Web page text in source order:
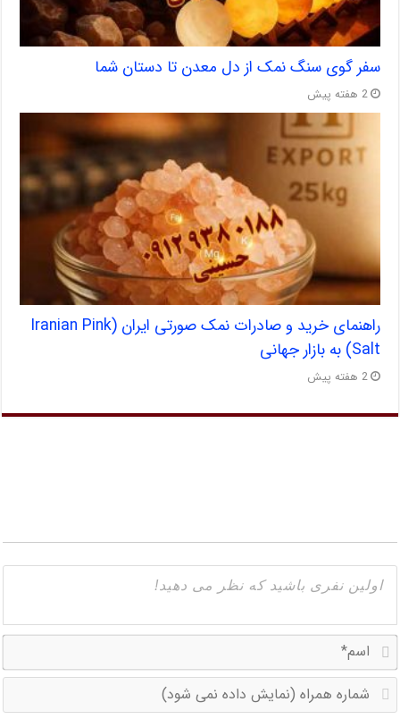
سفر گوی سنگ نمک از دل معدن تا دستان شما
2 هفته پیش
راهنمای خرید و صادرات نمک صورتی ایران (Iranian Pink
Salt) به بازار جهانی
2 هفته پیش